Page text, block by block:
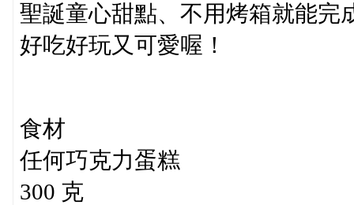
聖誕童心甜點、不用烤箱就能完
好吃好玩又可愛喔！
食材
任何巧克力蛋糕
300 克